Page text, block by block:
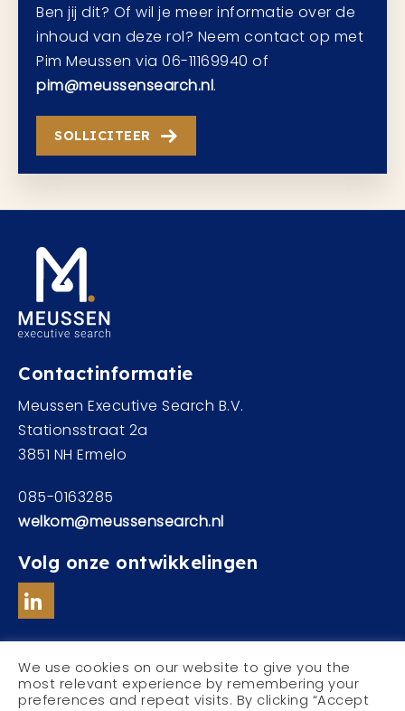
Ben jij dit? Of wil je meer informatie over de
inhoud van deze rol? Neem contact op met
Pim Meussen via 06-11169940 of
pim@meussensearch.nl.
SOLLICITEER
Contactinformatie
Meussen Executive Search B.V.
Stationsstraat 2a
3851 NH Ermelo
085-0163285
welkom@meussensearch.nl
Volg onze ontwikkelingen
© Meussen Executive Search
We use cookies on our website to give you the
most relevant experience by remembering your
preferences and repeat visits. By clicking “Accept